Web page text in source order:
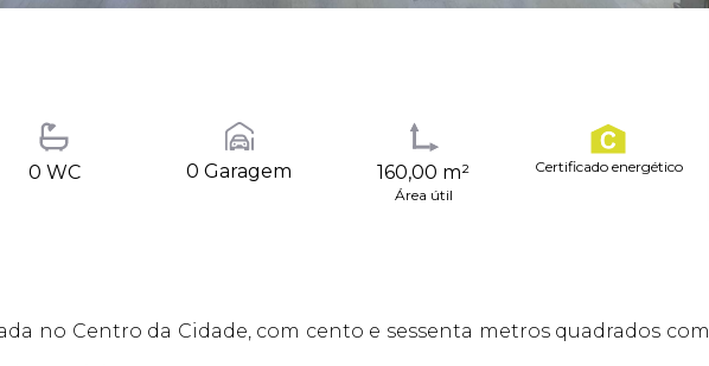
0 WC 0 Garagem 160,00 m²
Área útil
Certificado energético
no Centro da Cidade, com cento e sessenta metros quadrados com